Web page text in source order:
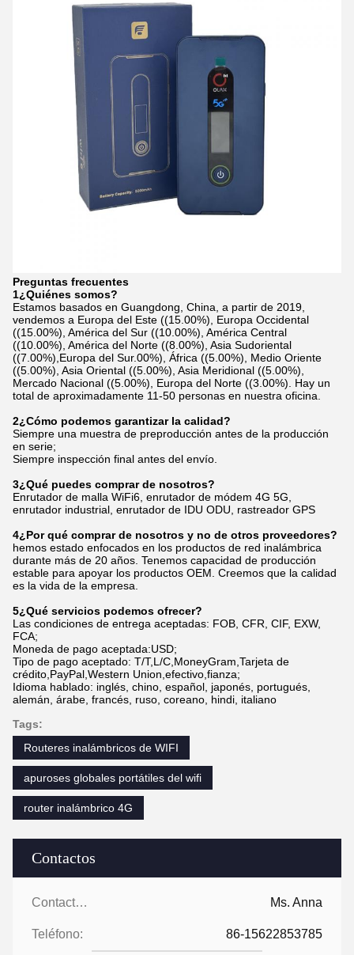
Contactos
Contactos: Ms. Anna
Teléfono: 86-15622853785
Preguntas frecuentes
1¿Quiénes somos?
Estamos basados en Guangdong, China, a partir de 2019,
vendemos a Europa del Este ((15.00%), Europa Occidental
((15.00%), América del Sur ((10.00%), América Central
((10.00%), América del Norte ((8.00%), Asia Sudoriental
((7.00%),Europa del Sur.00%), África ((5.00%), Medio Oriente
((5.00%), Asia Oriental ((5.00%), Asia Meridional ((5.00%),
Mercado Nacional ((5.00%), Europa del Norte ((3.00%). Hay un
total de aproximadamente 11-50 personas en nuestra oficina.
2¿Cómo podemos garantizar la calidad?
Siempre una muestra de preproducción antes de la producción
en serie;
Siempre inspección final antes del envío.
3¿Qué puedes comprar de nosotros?
Enrutador de malla WiFi6, enrutador de módem 4G 5G,
enrutador industrial, enrutador de IDU ODU, rastreador GPS
4¿Por qué comprar de nosotros y no de otros proveedores?
hemos estado enfocados en los productos de red inalámbrica
durante más de 20 años. Tenemos capacidad de producción
estable para apoyar los productos OEM. Creemos que la calidad
es la vida de la empresa.
5¿Qué servicios podemos ofrecer?
Las condiciones de entrega aceptadas: FOB, CFR, CIF, EXW,
FCA;
Moneda de pago aceptada:USD;
Tipo de pago aceptado: T/T,L/C,MoneyGram,Tarjeta de
crédito,PayPal,Western Union,efectivo,fianza;
Idioma hablado: inglés, chino, español, japonés, portugués,
alemán, árabe, francés, ruso, coreano, hindi, italiano
Tags:
Routeres inalámbricos de WIFI
apuroses globales portátiles del wifi
router inalámbrico 4G